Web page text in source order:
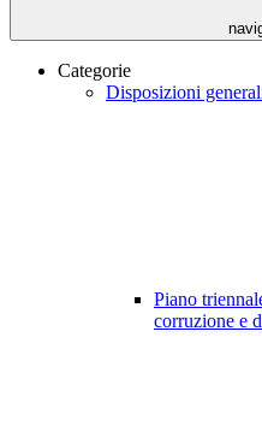
Categorie
Disposizioni
Piano
corruzione e